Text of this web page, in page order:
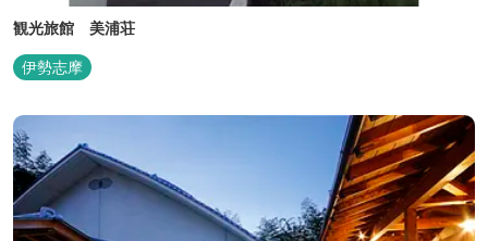
観光旅館 美浦荘
伊勢志摩